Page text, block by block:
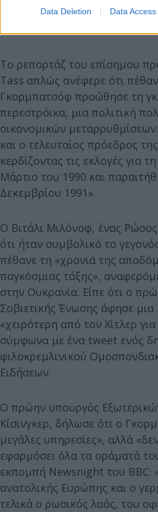
Data Deletion Data Access
«Αύριο θα στείλει
στην οικογένεια και τους
Το ρεπορτάζ του επίσημου
Tass απλώς ανέφερε ότι
Γκορμπατσόφ προώθησε τη
περεστρόικα, μια πολιτική
οικονομικών
και ο τελευταίος πρόεδρος
κερδίζοντας τις εκλογές για
Μάρτιο του 1990 και
Δεκεμβρίου 1991».
Ο Βιτάλι Μιλόνοφ, ένας
ότι ήταν συμβολικό το
πέθανε τη «χρονιά της
παγκόσμιας τάξης»,
στην Ουκρανία. Είπε ότι ο
Σοβιετικής Ένωσης άφησε
«χειρότερη από τον Χίτλερ
σύμφωνα με ένα tweet ενός
φιλοκρεμλινικού
Ειδήσεων.
Ο πρώην υπουργός
Κίσινγκερ, δήλωσε ότι ο
μεγάλες υπηρεσίες», αλλά
εφαρμόσει όλα τα οράματά
εκπομπή Newsnight του BBC:
ανατολικής Ευρώπης και ο
τελικά ο ρωσικός λαός, του